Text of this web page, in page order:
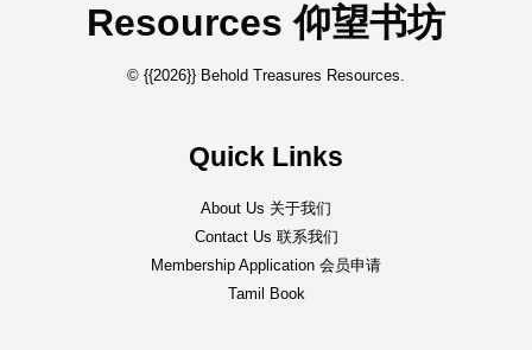
Resources 仰望书坊
© {{2026}} Behold Treasures Resources.
Quick Links
About Us 关于我们
Contact Us 联系我们
Membership Application 会员申请
Tamil Book